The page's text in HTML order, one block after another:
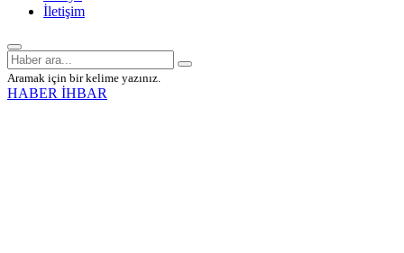
İletişim
Aramak için bir kelime yazınız.
HABER İHBAR